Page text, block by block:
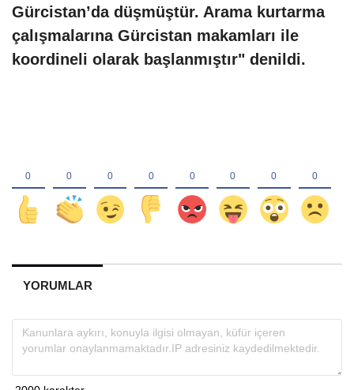
Gürcistan’da düşmüştür. Arama kurtarma
çalışmalarına Gürcistan makamları ile
koordineli olarak başlanmıştır" denildi.
YORUMLAR